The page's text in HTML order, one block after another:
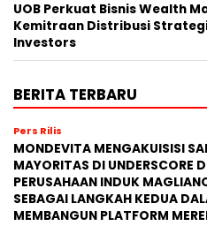
UOB Perkuat Bisnis Wealth
Kemitraan Distribusi
Investors
BERITA TERBARU
Pers Rilis
MONDEVITA MENGAKUISISI
MAYORITAS DI UNDERSCORE
PERUSAHAAN INDUK
SEBAGAI LANGKAH KEDUA
MEMBANGUN PLATFORM